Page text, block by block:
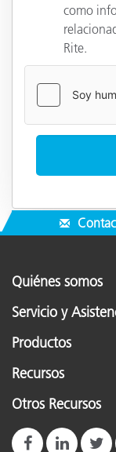
como
Rite.
Quiénes somos
Servicio y
Productos
Recursos
Otros Recursos